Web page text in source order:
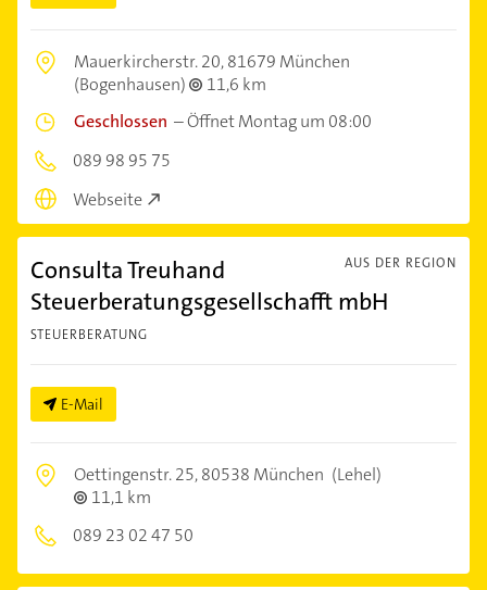
Mauerkircherstr. 20,81679 München
(Bogenhausen)
11,6 km
Geschlossen –Öffnet Montag um 08:00
089 98 95 75
Webseite
AUS DER REGION
Consulta Treuhand
Steuerberatungsgesellschafft mbH
STEUERBERATUNG
E-Mail
Oettingenstr. 25,80538 München (Lehel)
11,1 km
089 23 02 47 50